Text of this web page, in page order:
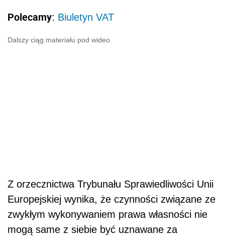
Polecamy: Biuletyn VAT
Dalszy ciąg materiału pod wideo
Z orzecznictwa Trybunału Sprawiedliwości Unii
Europejskiej wynika, że czynności związane ze
zwykłym wykonywaniem prawa własności nie
mogą same z siebie być uznawane za